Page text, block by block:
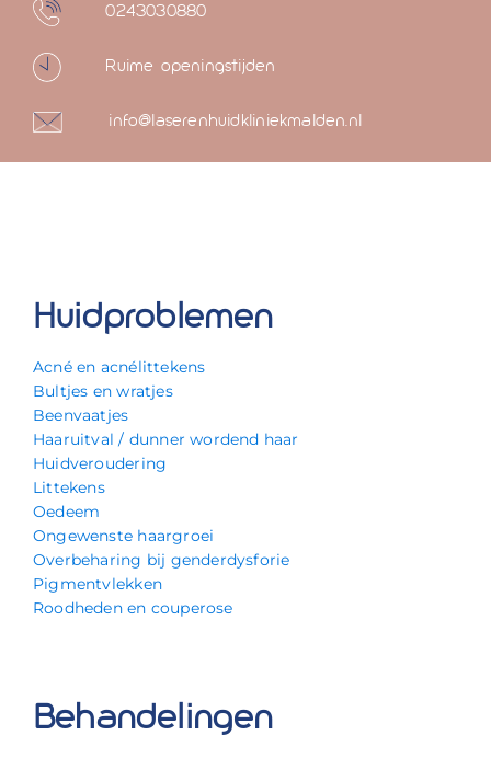
0243030880
Ruime openingstijden
info@laserenhuidkliniekmalden.nl
Huidproblemen
Acné en acnélittekens
Bultjes en wratjes
Beenvaatjes
Haaruitval / dunner wordend haar
Huidveroudering
Littekens
Oedeem
Ongewenste haargroei
Overbeharing bij genderdysforie
Pigmentvlekken
Roodheden en couperose
Behandelingen